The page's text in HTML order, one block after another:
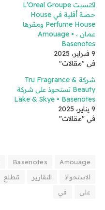
اكتسبت L’Oreal Groupe
حصة أقلية في House
Perfume House ومقرها
عمان ، Amouage •
Basenotes
9 فبراير، 2025
في "مقالات"
شركة Tru Fragrance &
Beauty تستحوذ على شركة
Lake & Skye • Basenotes
9 يناير، 2025
في "مقالات"
Amouage
Basenotes
الاستحواذ
التقارير تتطلع
على
في